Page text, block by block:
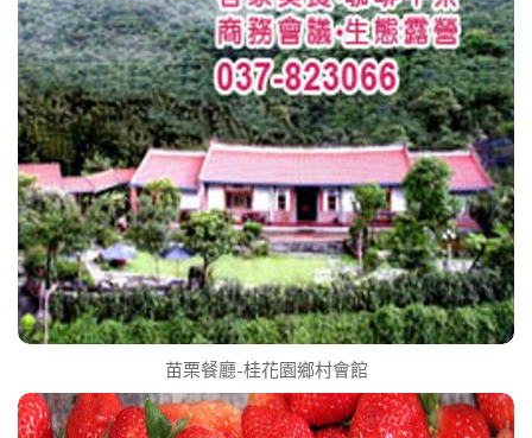
苗栗餐廳-桂花園鄉村會館